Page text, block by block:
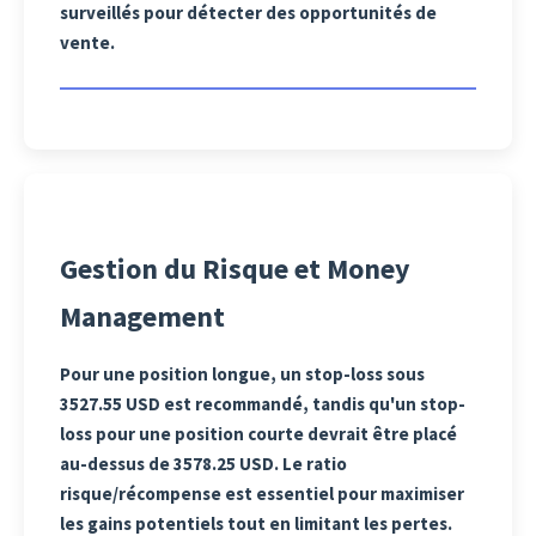
surveillés pour détecter des opportunités de
vente.
Gestion du Risque et Money
Management
Pour une position longue, un stop-loss sous
3527.55 USD est recommandé, tandis qu'un stop-
loss pour une position courte devrait être placé
au-dessus de 3578.25 USD. Le ratio
risque/récompense est essentiel pour maximiser
les gains potentiels tout en limitant les pertes.